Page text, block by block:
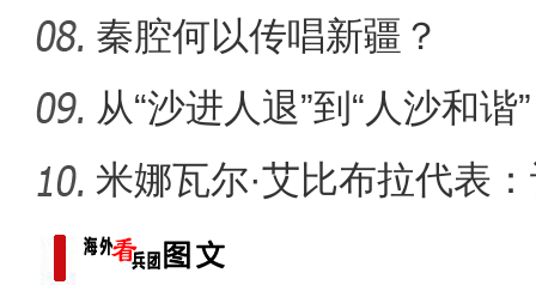
之旅
秦腔何以传唱新疆？
从“沙进人退”到“人沙和
米娜瓦尔·艾比布拉代表
字“活